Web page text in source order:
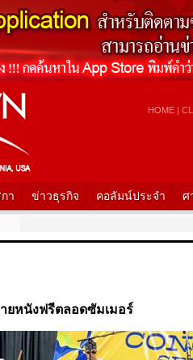
HOME |
า ข่าวธุรกิจ คอลัมน์ประจำ ศ
ยหนังฟรีตลอดซัมเมอร์